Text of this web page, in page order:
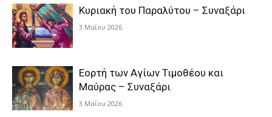
Κυριακή του Παραλύτου – Συναξάρι
3 Μαΐου 2026
Εορτή των Αγίων Τιμοθέου και
Μαύρας – Συναξάρι
3 Μαΐου 2026